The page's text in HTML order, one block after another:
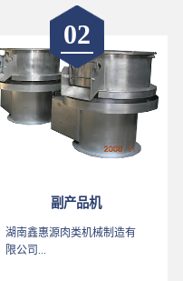
02
副产品机
湖南鑫惠源肉类机械制造有
限公司...